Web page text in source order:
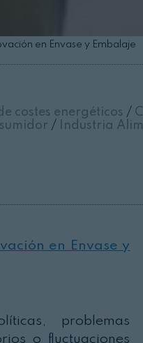
en Envase y Embalaje
costes energéticos /
/ Industria
en Envase y
problemas
o fluctuaciones